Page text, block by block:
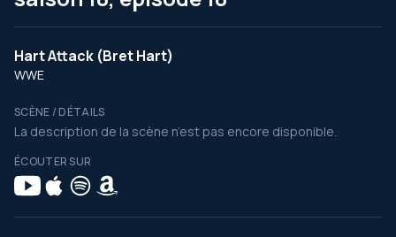
Hart Attack (Bret Hart)
WWE
SCÈNE / DÉTAILS
La description de la scène n’est pas encore disponible.
ÉCOUTER SUR